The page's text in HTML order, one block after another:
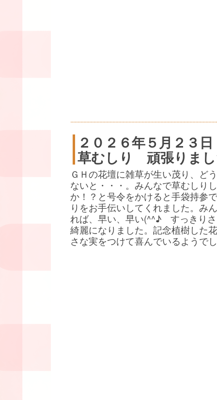
２０２６年５月２３日
草むしり 頑張りま
ＧＨの花壇に雑草が生い茂り、ど
ないと・・・。みんなで草むしり
か！？と号令をかけると手袋持参
りをお手伝いしてくれました。み
れば、早い、早い(^^♪ すっきり
綺麗になりました。記念植樹した
さな実をつけて喜んでいるようで